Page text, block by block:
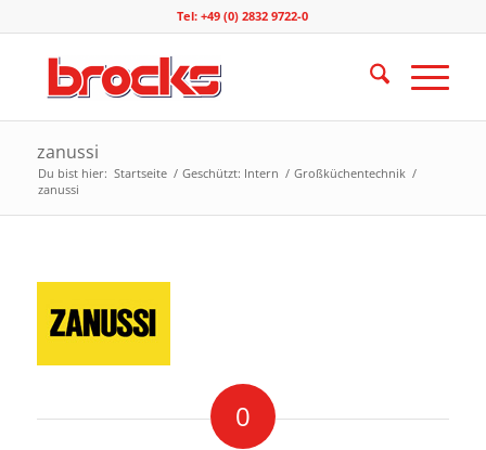
Tel: +49 (0) 2832 9722-0
zanussi
Du bist hier: Startseite / Geschützt: Intern / Großküchentechnik /
zanussi
0